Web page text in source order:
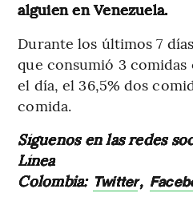
alguien en Venezuela.
Durante los últimos 7
que consumió 3 comidas
el día, el 36,5% dos
comida.
Síguenos en las redes
Línea
Colombia: Twitter,